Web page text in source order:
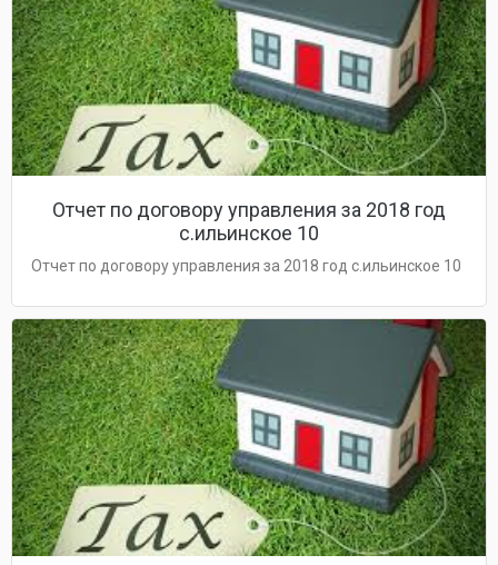
Отчет по договору управления за 2018 год
с.ильинское 10
Отчет по договору управления за 2018 год с.ильинское 10